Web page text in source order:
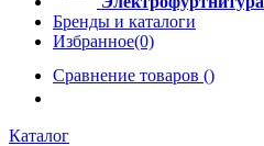
Бренды и каталоги
Избранное(0)
Сравнение товаров ()
Каталог